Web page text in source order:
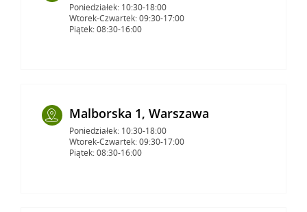
Poniedziałek: 10:30-18:00
Wtorek-Czwartek: 09:30-17:00
Piątek: 08:30-16:00
Malborska 1, Warszawa
Poniedziałek: 10:30-18:00
Wtorek-Czwartek: 09:30-17:00
Piątek: 08:30-16:00